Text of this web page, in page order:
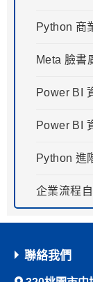
Python 商
Meta 臉書
Power BI
Power BI
Python 進
企業流程
聯絡我們